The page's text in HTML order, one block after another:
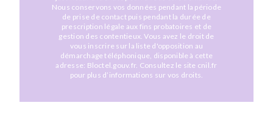
Nous conservons vos données pendant la période
de prise de contact puis pendant la durée de
prescription légale aux fins probatoires et de
gestion des contentieux. Vous avez le droit de
vous inscrire sur la liste d'opposition au
démarchage téléphonique, disponible à cette
adresse: Bloctel.gouv.fr. Consultez le site cnil.fr
pour plus d’informations sur vos droits.